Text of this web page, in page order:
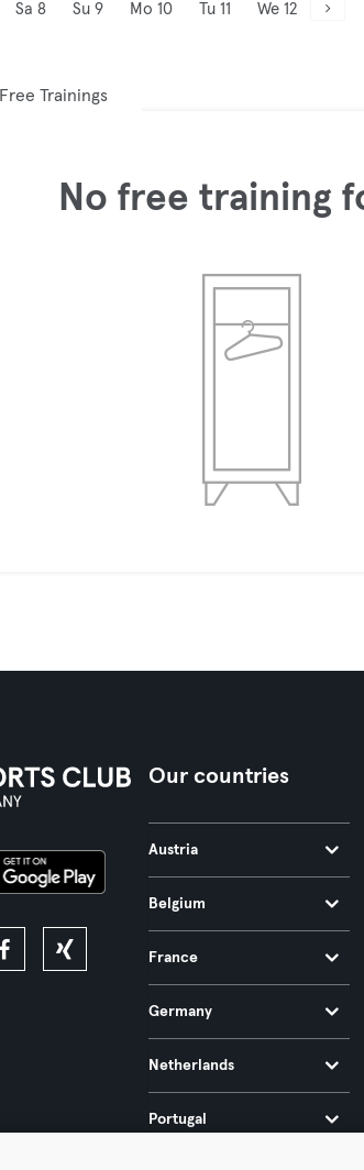
Sa 8 Su 9 Mo 10 Tu 11 We 12
Free Trainings
No free training
Our countries
Austria
Belgium
France
Germany
Netherlands
Portugal